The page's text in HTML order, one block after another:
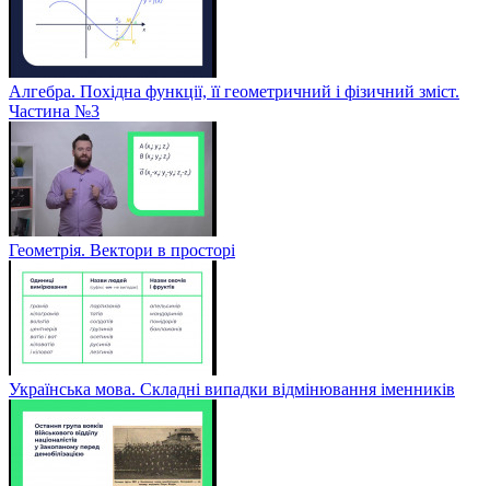
Алгебра. Похідна функції, її геометричний і фізичний зміст.
Частина №3
Геометрія. Вектори в просторі
Українська мова. Складні випадки відмінювання іменників